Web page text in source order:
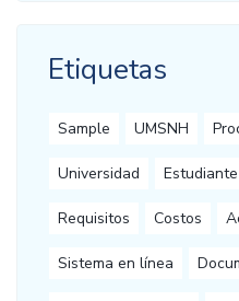
Etiquetas
Sample UMSNH
Universidad Estudiante
Requisitos Costos
Sistema en línea